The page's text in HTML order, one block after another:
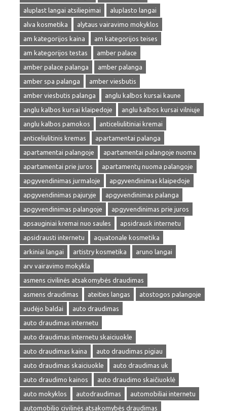
aluplast langai atsiliepimai
aluplasto langai
alva kosmetika
alytaus vairavimo mokyklos
am kategorijos kaina
am kategorijos teises
am kategorijos testas
amber palace
amber palace palanga
amber palanga
amber spa palanga
amber viesbutis
amber viesbutis palanga
anglu kalbos kursai kaune
anglu kalbos kursai klaipedoje
anglu kalbos kursai vilniuje
anglu kalbos pamokos
anticeliulitiniai kremai
anticeliulitinis kremas
apartamentai palanga
apartamentai palangoje
apartamentai palangoje nuoma
apartamentai prie juros
apartamentų nuoma palangoje
apgyvendinimas jurmaloje
apgyvendinimas klaipedoje
apgyvendinimas pajuryje
apgyvendinimas palanga
apgyvendinimas palangoje
apgyvendinimas prie juros
apsauginiai kremai nuo saules
apsidrausk internetu
apsidrausti internetu
aquatonale kosmetika
arkiniai langai
artistry kosmetika
aruno langai
arv vairavimo mokykla
asmens civilinės atsakomybės draudimas
asmens draudimas
ateities langas
atostogos palangoje
audėjo baldai
auto draudimas
auto draudimas internetu
auto draudimas internetu skaiciuokle
auto draudimas kaina
auto draudimas pigiau
auto draudimas skaiciuokle
auto draudimas uk
auto draudimo kainos
auto draudimo skaičiuoklė
auto mokyklos
autodraudimas
automobiliai internetu
automobilio civilinės atsakomybės draudimas